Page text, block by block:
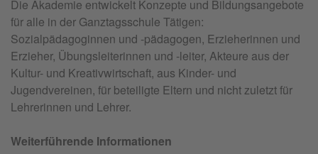
Die Akademie entwickelt Konzepte und Bildungsangebote
für alle in der Ganztagsschule Tätigen:
Sozialpädagoginnen und -pädagogen, Erzieherinnen und
Erzieher, Übungsleiterinnen und -leiter, Akteure aus der
Kultur- und Kreativwirtschaft, aus Kinder- und
Jugendvereinen, für beteiligte Eltern und nicht zuletzt für
Lehrerinnen und Lehrer.
Weiterführende Informationen